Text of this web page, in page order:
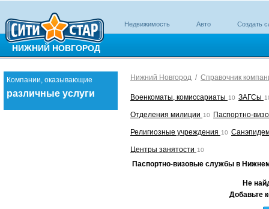
НИЖНИЙ НОВГОРОД
Недвижимость Авто Создать
Компании, оказывающие
различные услуги
Нижний Новгород / Справочник
Военкоматы, комиссариаты 10 ЗАГСы
Отделения милиции 10 Паспортно-
Религиозные учреждения 10
Центры занятости 10
Паспортно-визовые службы в
Не
Добавьте